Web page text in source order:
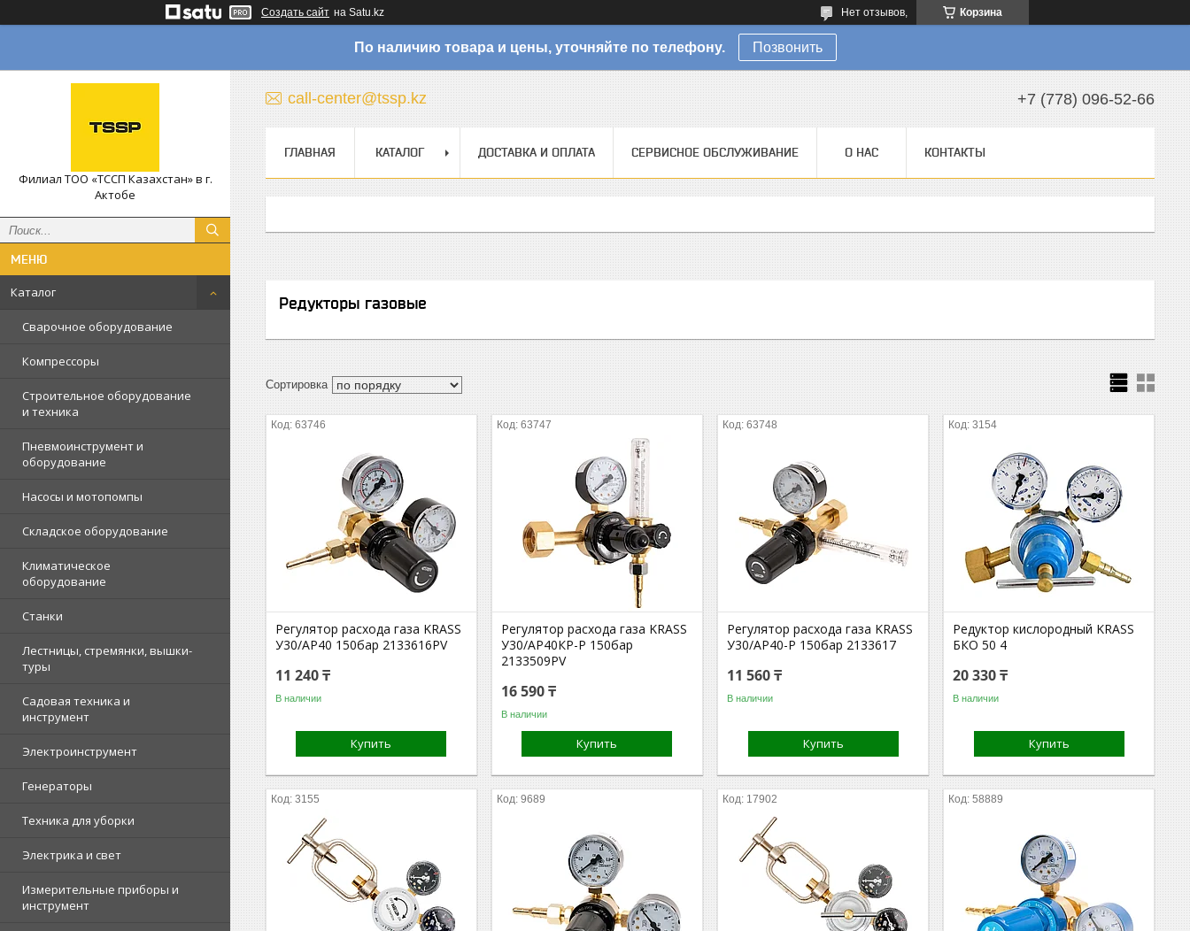
Создать сайт на Satu.kz Корзина
Нет отзывов,
По наличию товара и цены, уточняйте по телефону. Позвонить
Филиал ТОО «ТССП Казахстан» в г.
Актобе
Каталог
Сварочное оборудование
Компрессоры
Строительное оборудование
и техника
Пневмоинструмент и
оборудование
Насосы и мотопомпы
Складское оборудование
Климатическое
оборудование
Станки
Лестницы, стремянки, вышки-
туры
Садовая техника и
инструмент
Электроинструмент
Генераторы
Техника для уборки
Электрика и свет
Измерительные приборы и
инструмент
call-center@tssp.kz +7 (778) 096-52-66
ГЛАВНАЯ КАТАЛОГ ДОСТАВКА И ОПЛАТА СЕРВИСНОЕ ОБСЛУЖИВАНИЕ О НАС КОНТАКТЫ
Редукторы газовые
63746
Регулятор расхода газа KRASS
У30/АР40 150бар 2133616PV
11 240 ₸
В наличии
Купить
63747
Регулятор расхода газа KRASS
У30/АР40КР-Р 150бар
2133509PV
16 590 ₸
В наличии
Купить
63748
Регулятор расхода газа KRASS
У30/АР40-Р 150бар 2133617
11 560 ₸
В наличии
Купить
3154
Редуктор кислородный KRASS
БКО 50 4
20 330 ₸
В наличии
Купить
3155 9689 17902 58889